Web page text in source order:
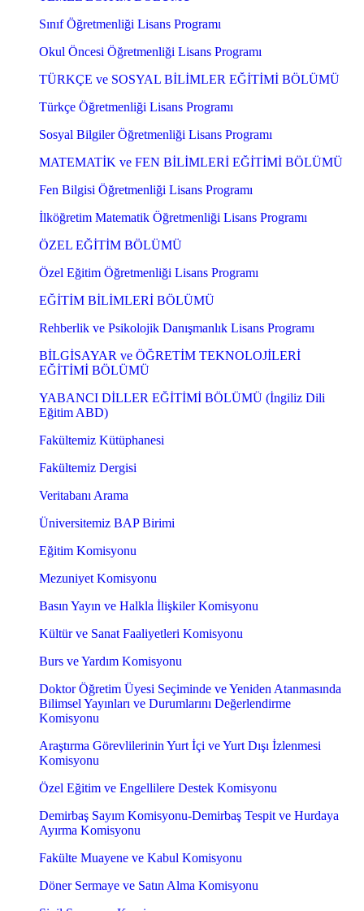
Sınıf Öğretmenliği Lisans Programı
Okul Öncesi Öğretmenliği Lisans Programı
TÜRKÇE ve SOSYAL BİLİMLER EĞİTİMİ BÖLÜMÜ
Türkçe Öğretmenliği Lisans Programı
Sosyal Bilgiler Öğretmenliği Lisans Programı
MATEMATİK ve FEN BİLİMLERİ EĞİTİMİ BÖLÜMÜ
Fen Bilgisi Öğretmenliği Lisans Programı
İlköğretim Matematik Öğretmenliği Lisans Programı
ÖZEL EĞİTİM BÖLÜMÜ
Özel Eğitim Öğretmenliği Lisans Programı
EĞİTİM BİLİMLERİ BÖLÜMÜ
Rehberlik ve Psikolojik Danışmanlık Lisans Programı
BİLGİSAYAR ve ÖĞRETİM TEKNOLOJİLERİ
EĞİTİMİ BÖLÜMÜ
YABANCI DİLLER EĞİTİMİ BÖLÜMÜ (İngiliz Dili
Eğitim ABD)
Fakültemiz Kütüphanesi
Fakültemiz Dergisi
Veritabanı Arama
Üniversitemiz BAP Birimi
Eğitim Komisyonu
Mezuniyet Komisyonu
Basın Yayın ve Halkla İlişkiler Komisyonu
Kültür ve Sanat Faaliyetleri Komisyonu
Burs ve Yardım Komisyonu
Doktor Öğretim Üyesi Seçiminde ve Yeniden Atanmasında
Bilimsel Yayınları ve Durumlarını Değerlendirme
Komisyonu
Araştırma Görevlilerinin Yurt İçi ve Yurt Dışı İzlenmesi
Komisyonu
Özel Eğitim ve Engellilere Destek Komisyonu
Demirbaş Sayım Komisyonu-Demirbaş Tespit ve Hurdaya
Ayırma Komisyonu
Fakülte Muayene ve Kabul Komisyonu
Döner Sermaye ve Satın Alma Komisyonu